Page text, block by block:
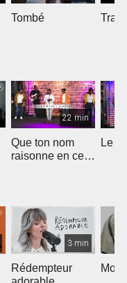
Tombé
22 min
Que ton nom
raisonne en ce
Le
3 min
Rédempteur
Mon